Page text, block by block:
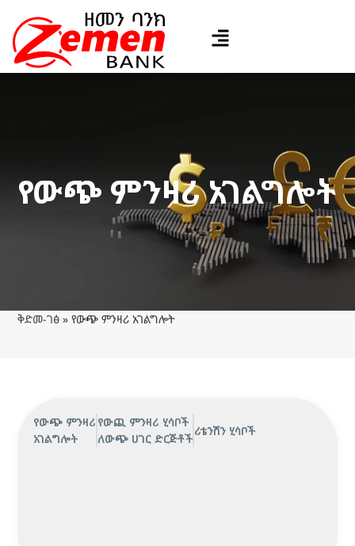
የውጭ ምንዛሪ አገልግሎት
ቅድመ-ገፅ »የውጭ ምንዛሪ አገልግሎት
የውጭ ምንዛሪ
አገልግሎት
የውጪ ምንዛሪ ሂሳቦች
ለውጭ ሀገር ድርጅቶች
ሪቴንሽን ሂሳቦች